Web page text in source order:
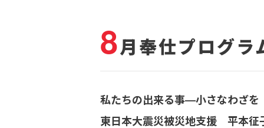
8月奉仕プログラ
私たちの出来る事―小さなわざを
東日本大震災被災地支援 平本征